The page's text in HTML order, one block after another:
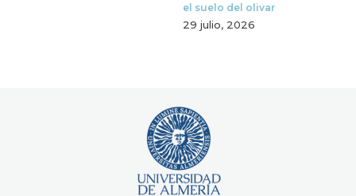
el suelo del olivar
29 julio, 2026